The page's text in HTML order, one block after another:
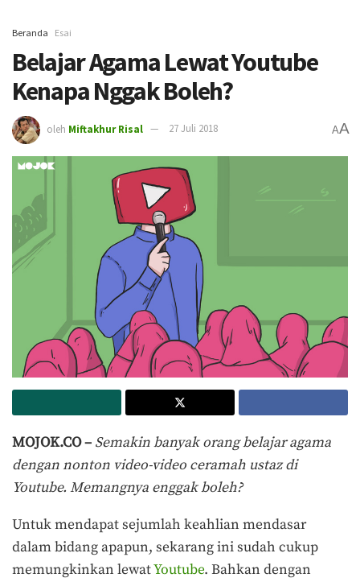
Beranda Esai
Belajar Agama Lewat Youtube
Kenapa Nggak Boleh?
oleh Miftakhur Risal 27 Juli 2018 AA
MOJOK.CO – Semakin banyak orang belajar agama
dengan nonton video-video ceramah ustaz di
Youtube. Memangnya enggak boleh?
Untuk mendapat sejumlah keahlian mendasar
dalam bidang apapun, sekarang ini sudah cukup
memungkinkan lewatYoutube. Bahkan dengan